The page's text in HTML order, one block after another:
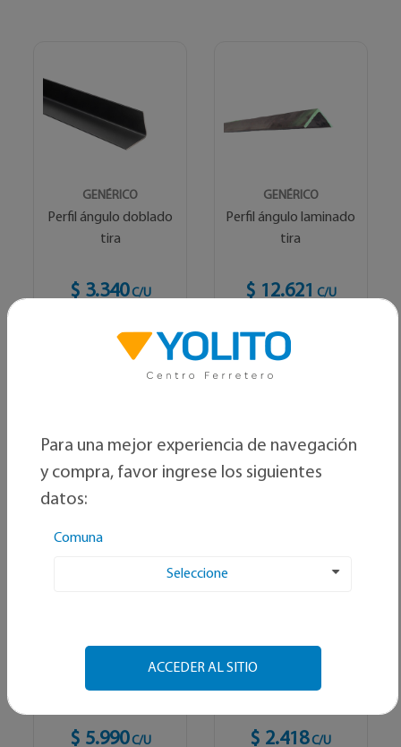
GENÉRICO
Perfil ángulo doblado
tira
$ 3.340 C/U
Ver opciones
GENÉRICO
Perfil ángulo laminado
tira
$ 12.621 C/U
Ver opciones
GENÉRICO
Perfil ángulo laminado
$ 5.990 C/U
HOFFENS
Cadena plástica
bajada de agua
$ 2.418 C/U
Para una mejor experiencia de navegación
y compra, favor ingrese los siguientes
datos:
Comuna
Seleccione
ACCEDER AL SITIO